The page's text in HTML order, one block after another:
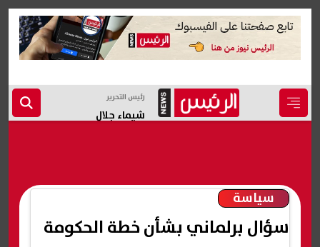
رئيس التحرير
شيماء جلال
سياسة
سؤال برلماني بشأن خطة الحكومة